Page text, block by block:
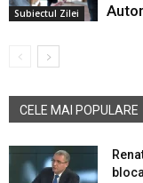
Subiectul Zilei
CELE MAI POPULARE